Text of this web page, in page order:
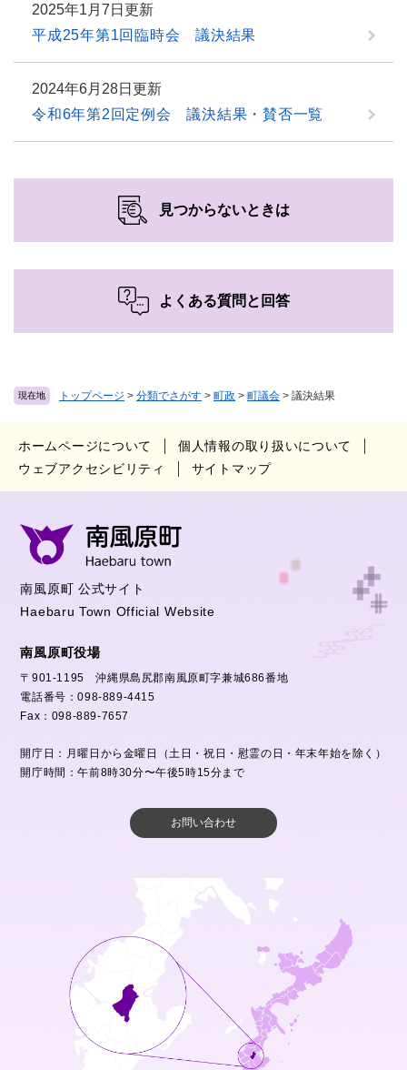
現在地 トップページ > 分類でさがす > 町政 > 町議会 > 議決結果
2025年1月7日更新
平成25年第1回臨時会 議決結果
2024年6月28日更新
令和6年第2回定例会 議決結果・賛否一覧
見つからないときは
よくある質問と回答
ホームページについて
個人情報の取り扱いについて
ウェブアクセシビリティ
サイトマップ
南風原町 公式サイト
Haebaru Town Official Website
南風原町役場
〒901-1195 沖縄県島尻郡南風原町字兼城686番地
電話番号：098-889-4415
Fax：098-889-7657
開庁日：月曜日から金曜日（土日・祝日・慰霊の日・年末年始を除く）
開庁時間：午前8時30分〜午後5時15分まで
お問い合わせ